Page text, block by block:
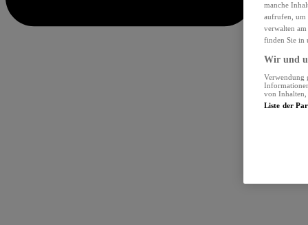
manche
aufrufen, um
verwalten
finden Sie in
Wir und
Verwendung
von Inhalten,
Liste der